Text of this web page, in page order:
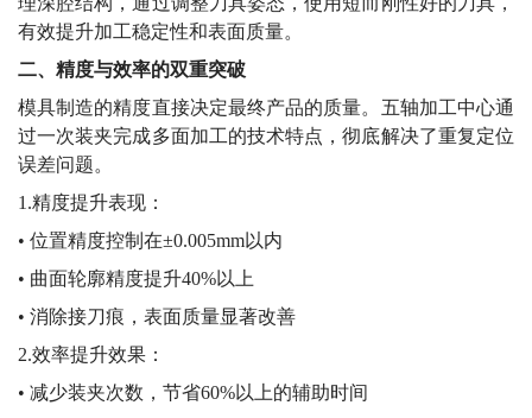
复杂曲面的工件，五轴加工可实现一次性完整加工，避免了
理深腔结构，通过调整刀具姿态，使用短而刚性好的刀具，
有效提升加工稳定性和表面质量。
过一次装夹完成多面加工的技术特点，彻底解决了重复定位
误差问题。
1.精度提升表现：
• 位置精度控制在±0.005mm以内
• 曲面轮廓精度提升40%以上